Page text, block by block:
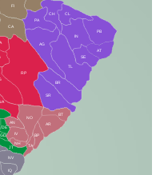
FI
CA
PA
CH CL
PB
SE
TL
AG
BR
SR
BT
AR
RP
TA
NH
JT
NV
IQ
IN
NO
BP
AN
IV
GD
DE
AT